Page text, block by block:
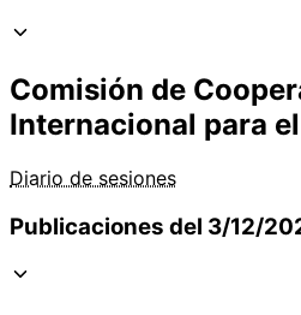
Comisión de
Internacional para
Diario de sesiones
Publicaciones del 3/12/